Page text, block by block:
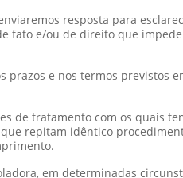
resposta para
fato e/ou de direito que
e nos termos previstos
de tratamento com os quais
repitam idêntico
em determinadas